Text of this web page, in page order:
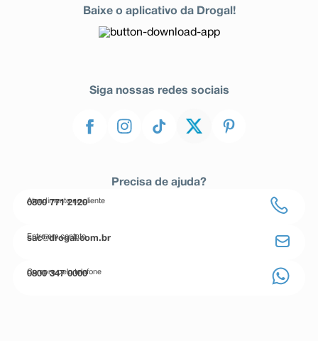
Baixe o aplicativo da Drogal!
Siga nossas redes sociais
Precisa de ajuda?
Atendimento ao cliente
0800 771 2120
Entre em contato
sac@drogal.com.br
Compre pelo telefone
0800 347 0000